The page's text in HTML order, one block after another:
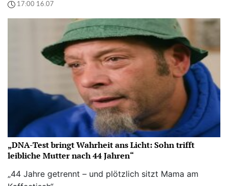
17:00 16.07
„DNA-Test bringt Wahrheit ans Licht: Sohn trifft
leibliche Mutter nach 44 Jahren“
„44 Jahre getrennt – und plötzlich sitzt Mama am